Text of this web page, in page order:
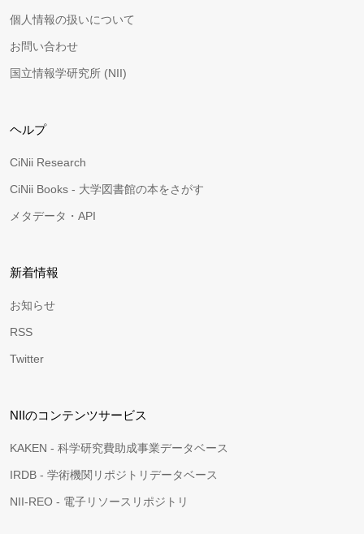
個人情報の扱いについて
お問い合わせ
国立情報学研究所 (NII)
ヘルプ
CiNii Research
CiNii Books - 大学図書館の本をさがす
メタデータ・API
新着情報
お知らせ
RSS
Twitter
NIIのコンテンツサービス
KAKEN - 科学研究費助成事業データベース
IRDB - 学術機関リポジトリデータベース
NII-REO - 電子リソースリポジトリ